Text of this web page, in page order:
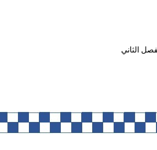
الثاني